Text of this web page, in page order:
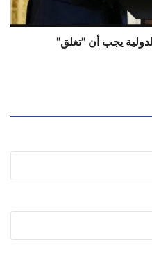
يجب أن "تغلق"